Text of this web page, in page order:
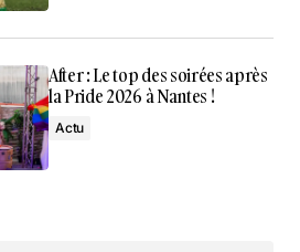
After : Le top des soirées après
la Pride 2026 à Nantes !
Actu